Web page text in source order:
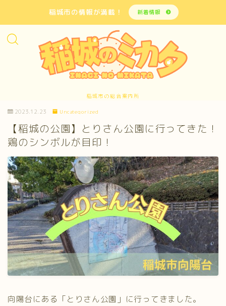
稲城市の情報が満載！ 新着情報
稲城市の総合案内所
2023.12.23 Uncategorized
【稲城の公園】とりさん公園に行ってきた！
鶏のシンボルが目印！
向陽台にある「とりさん公園」に行ってきました。